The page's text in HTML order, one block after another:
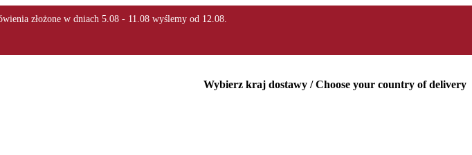
Wybierz kraj dostawy / Choose your country of delivery